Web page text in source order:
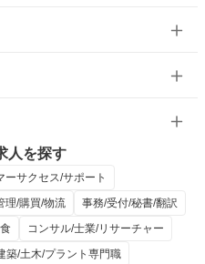
人を探す
サクセス/サポート
理/購買/物流
事務/受付/秘書/翻訳
コンサル/士業/リサーチャー
築/土木/プラント専門職